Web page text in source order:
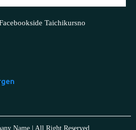
Taichikursno
Name | All Right Reserved